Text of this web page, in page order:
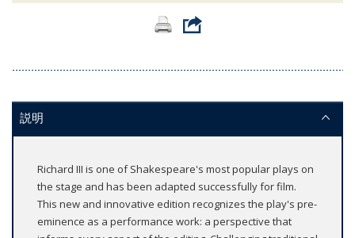
説明
Richard III is one of Shakespeare's most popular plays on
the stage and has been adapted successfully for film.
This new and innovative edition recognizes the play's pre-
eminence as a performance work: a perspective that